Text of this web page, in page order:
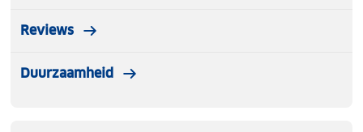
Reviews
Duurzaamheid